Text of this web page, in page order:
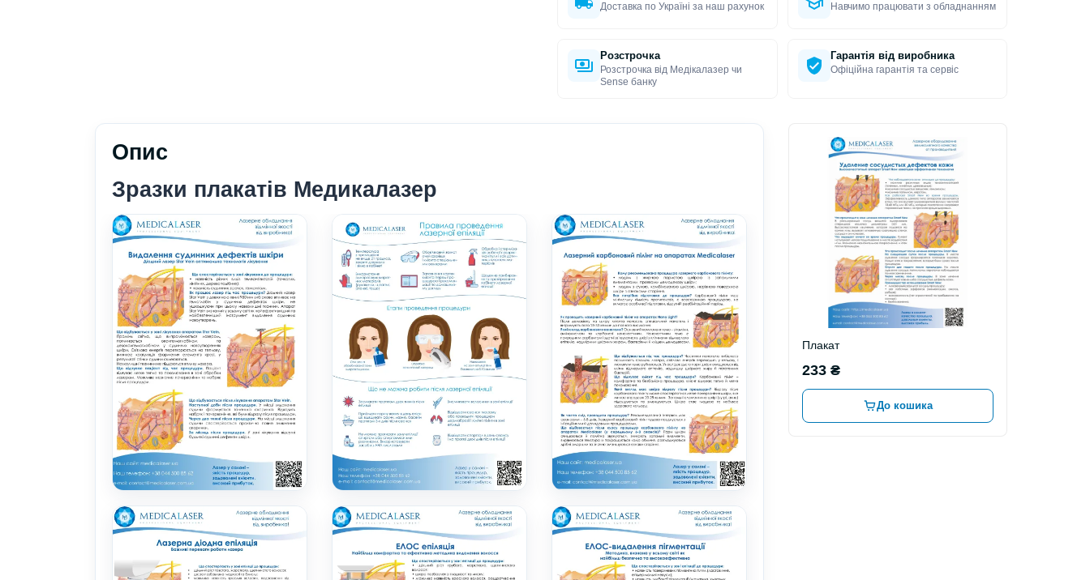
Доставка по Україні за наш рахунок Навчимо працювати з обладнанням
Розстрочка
Розстрочка від Медікалазер чи
Sense банку
Гарантія від виробника
Офіційна гарантія та сервіс
Опис
Зразки плакатів Медикалазер
Плакат
233 ₴
До кошика